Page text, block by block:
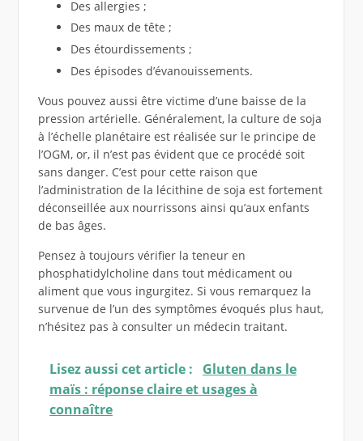
Des allergies ;
Des maux de tête ;
Des étourdissements ;
Des épisodes d’évanouissements.
Vous pouvez aussi être victime d’une baisse de la
pression artérielle. Généralement, la culture de soja
à l’échelle planétaire est réalisée sur le principe de
l’OGM, or, il n’est pas évident que ce procédé soit
sans danger. C’est pour cette raison que
l’administration de la lécithine de soja est fortement
déconseillée aux nourrissons ainsi qu’aux enfants
de bas âges.
Pensez à toujours vérifier la teneur en
phosphatidylcholine dans tout médicament ou
aliment que vous ingurgitez. Si vous remarquez la
survenue de l’un des symptômes évoqués plus haut,
n’hésitez pas à consulter un médecin traitant.
Lisez aussi cet article :
Gluten dans le
maïs : réponse claire et usages à
connaître